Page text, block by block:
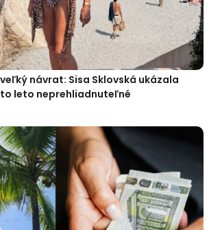
návrat: Sisa Sklovská ukázala
leto neprehliadnuteľné